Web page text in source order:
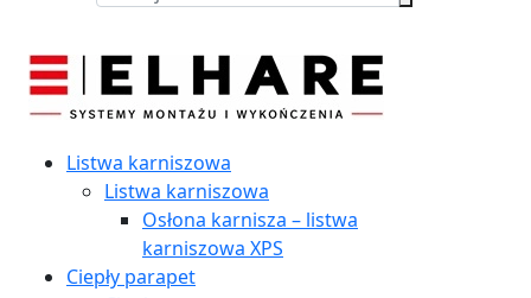
Listwa karniszowa
Listwa karniszowa
Osłona karnisza – listwa
karniszowa XPS
Ciepły parapet